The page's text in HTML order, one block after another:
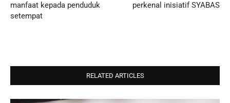
manfaat kepada penduduk
setempat
perkenal inisiatif SYABAS
RELATED ARTICLES